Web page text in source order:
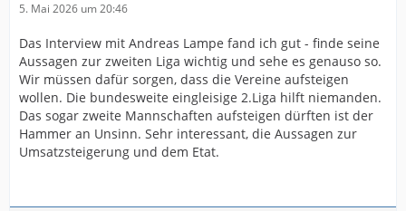
5. Mai 2026 um 20:46
Das Interview mit Andreas Lampe fand ich gut - finde seine
Aussagen zur zweiten Liga wichtig und sehe es genauso so.
Wir müssen dafür sorgen, dass die Vereine aufsteigen
wollen. Die bundesweite eingleisige 2.Liga hilft niemanden.
Das sogar zweite Mannschaften aufsteigen dürften ist der
Hammer an Unsinn. Sehr interessant, die Aussagen zur
Umsatzsteigerung und dem Etat.